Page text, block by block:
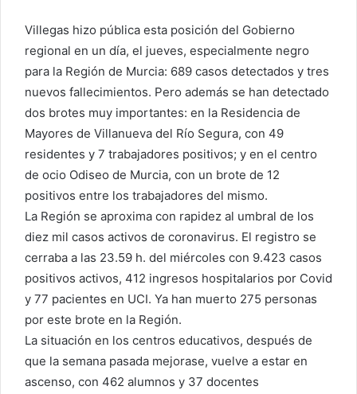
Villegas hizo pública esta posición del Gobierno
regional en un día, el jueves, especialmente negro
para la Región de Murcia: 689 casos detectados y tres
nuevos fallecimientos. Pero además se han detectado
dos brotes muy importantes: en la Residencia de
Mayores de Villanueva del Río Segura, con 49
residentes y 7 trabajadores positivos; y en el centro
de ocio Odiseo de Murcia, con un brote de 12
positivos entre los trabajadores del mismo.
La Región se aproxima con rapidez al umbral de los
diez mil casos activos de coronavirus. El registro se
cerraba a las 23.59 h. del miércoles con 9.423 casos
positivos activos, 412 ingresos hospitalarios por Covid
y 77 pacientes en UCI. Ya han muerto 275 personas
por este brote en la Región.
La situación en los centros educativos, después de
que la semana pasada mejorase, vuelve a estar en
ascenso, con 462 alumnos y 37 docentes